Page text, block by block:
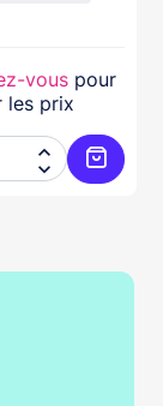
vous pour
les prix

